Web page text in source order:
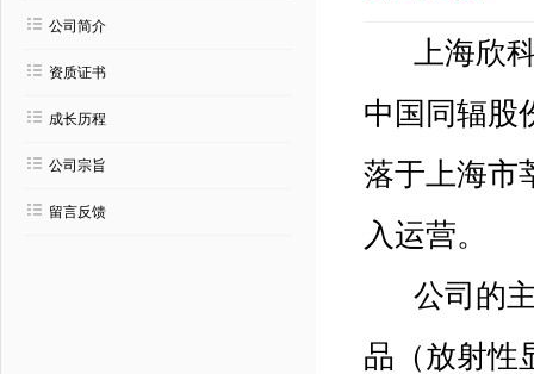
公司简介
资质证书
成长历程
公司宗旨
留言反馈
上海欣科
中国同辐股
落于上海市
入运营。
公司的主
品（放射性